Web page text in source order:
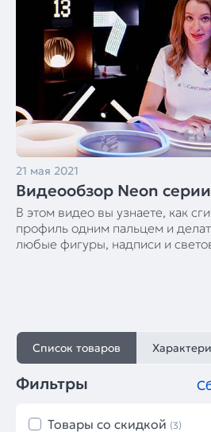
21 мая 2021
Видеообзор Neon
В этом видео вы узнаете, как
профиль одним пальцем и
любые фигуры, надписи и
Список товаров
Фильтры
Товары со скидкой (3)